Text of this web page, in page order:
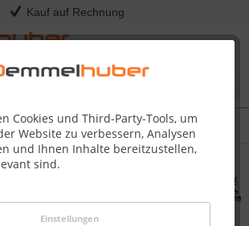
Kauf auf Rechnung
Cookies und Third-Party-Tools, um
Website zu verbessern, Analysen
und Ihnen Inhalte bereitzustellen,
sind.
Einstellungen
& Aufguss
SOLE für Saunaöfen